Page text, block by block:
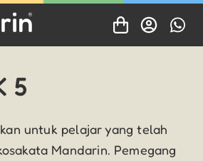
5
untuk pelajar yang telah
Mandarin. Pemegang